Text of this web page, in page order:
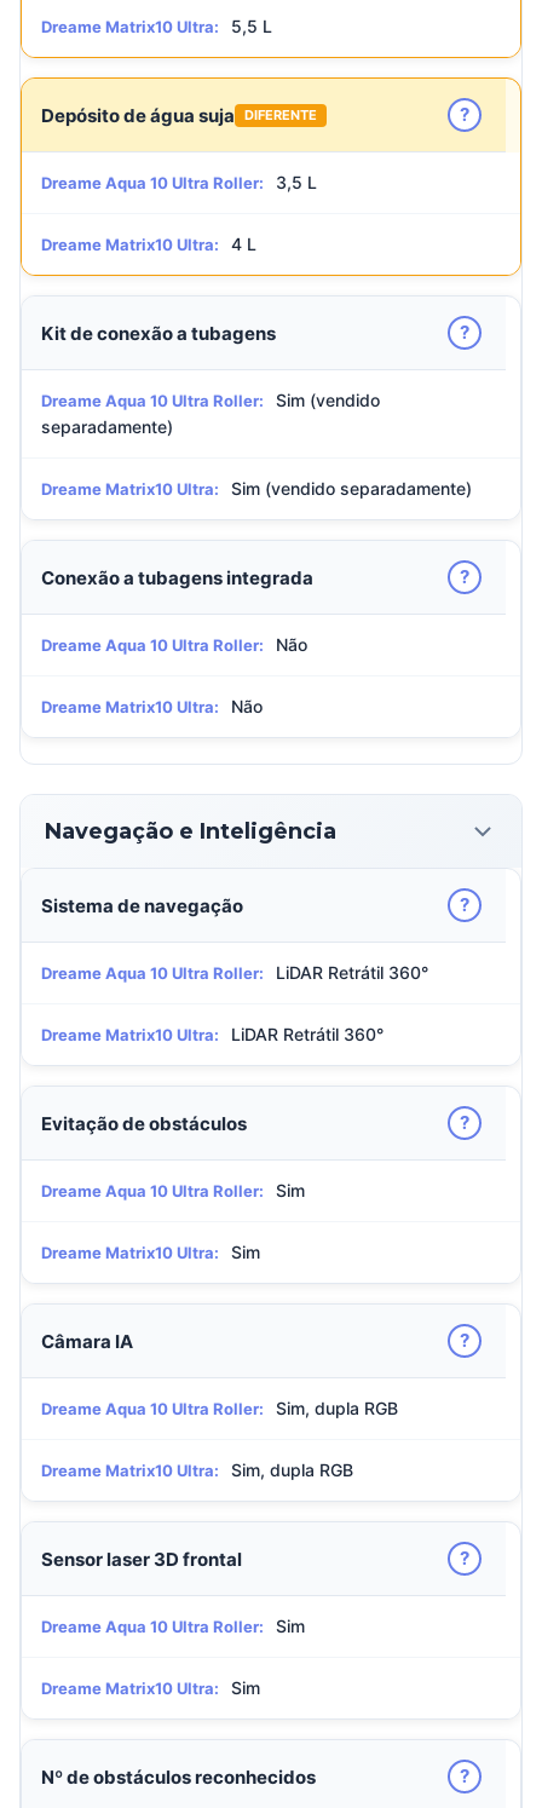
Dreame Matrix10 Ultra: 5,5 L
Depósito de água suja DIFERENTE ?
Dreame Aqua 10 Ultra Roller: 3,5 L
Dreame Matrix10 Ultra: 4 L
Kit de conexão a tubagens ?
Dreame Aqua 10 Ultra Roller:
Sim (vendido
separadamente)
Dreame Matrix10 Ultra: Sim (vendido separadamente)
Conexão a tubagens integrada ?
Dreame Aqua 10 Ultra Roller: Não
Dreame Matrix10 Ultra: Não
Navegação e Inteligência
Sistema de navegação ?
Dreame Aqua 10 Ultra Roller: LiDAR Retrátil 360°
Dreame Matrix10 Ultra: LiDAR Retrátil 360°
Evitação de obstáculos ?
Dreame Aqua 10 Ultra Roller: Sim
Dreame Matrix10 Ultra: Sim
Câmara IA ?
Dreame Aqua 10 Ultra Roller: Sim, dupla RGB
Dreame Matrix10 Ultra: Sim, dupla RGB
Sensor laser 3D frontal ?
Dreame Aqua 10 Ultra Roller: Sim
Dreame Matrix10 Ultra: Sim
Nº de obstáculos reconhecidos ?